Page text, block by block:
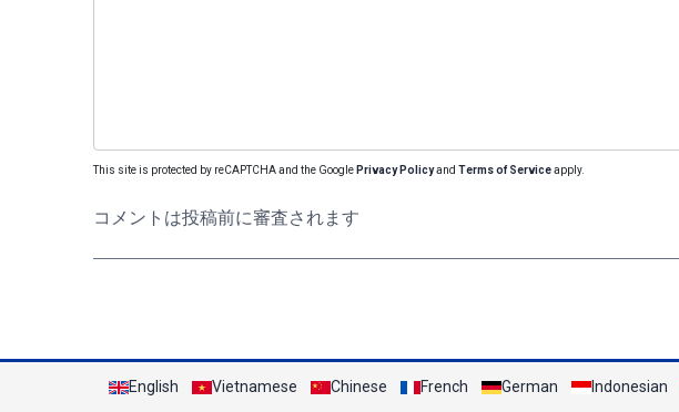
This site is protected by reCAPTCHA and the Google Privacy Policyand Terms of Serviceapply.
コメントは投稿前に審査されます
English Vietnamese Chinese French German Indonesian